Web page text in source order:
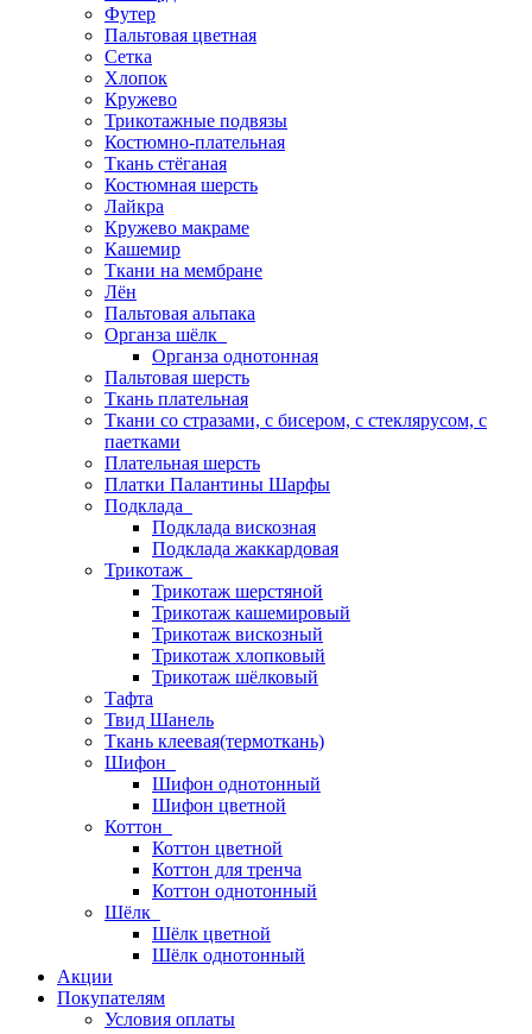
Футер
Пальтовая цветная
Сетка
Хлопок
Кружево
Трикотажные подвязы
Костюмно-плательная
Ткань стёганая
Костюмная шерсть
Лайкра
Кружево макраме
Кашемир
Ткани на мембране
Лён
Пальтовая альпака
Органза шёлк
Органза однотонная
Пальтовая шерсть
Ткань плательная
Ткани со стразами, с бисером, с стеклярусом, с
паетками
Плательная шерсть
Платки Палантины Шарфы
Подклада
Подклада вискозная
Подклада жаккардовая
Трикотаж
Трикотаж шерстяной
Трикотаж кашемировый
Трикотаж вискозный
Трикотаж хлопковый
Трикотаж шёлковый
Тафта
Твид Шанель
Ткань клеевая(термоткань)
Шифон
Шифон однотонный
Шифон цветной
Коттон
Коттон цветной
Коттон для тренча
Коттон однотонный
Шёлк
Шёлк цветной
Шёлк однотонный
Акции
Покупателям
Условия оплаты